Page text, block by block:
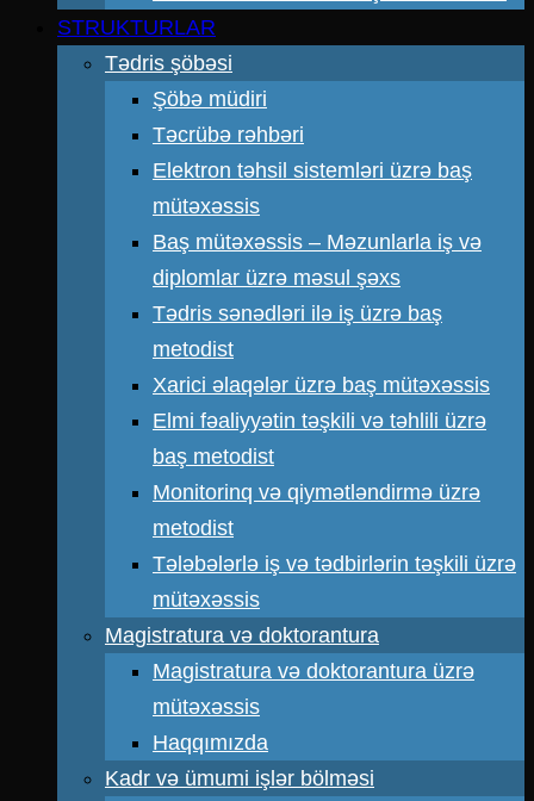
STRUKTURLAR
Tədris şöbəsi
Şöbə müdiri
Təcrübə rəhbəri
Elektron təhsil sistemləri üzrə baş
mütəxəssis
Baş mütəxəssis – Məzunlarla iş və
diplomlar üzrə məsul şəxs
Tədris sənədləri ilə iş üzrə baş
metodist
Xarici əlaqələr üzrə baş mütəxəssis
Elmi fəaliyyətin təşkili və təhlili üzrə
baş metodist
Monitorinq və qiymətləndirmə üzrə
metodist
Tələbələrlə iş və tədbirlərin təşkili üzrə
mütəxəssis
Magistratura və doktorantura
Magistratura və doktorantura üzrə
mütəxəssis
Haqqımızda
Kadr və ümumi işlər bölməsi